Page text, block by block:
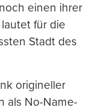
einen ihrer
für die
Stadt des
origineller
als No-Name-